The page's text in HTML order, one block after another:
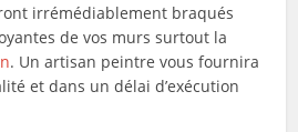
irrémédiablement braqués
de vos murs surtout la
. Un artisan peintre vous fournira
et dans un délai d’exécution